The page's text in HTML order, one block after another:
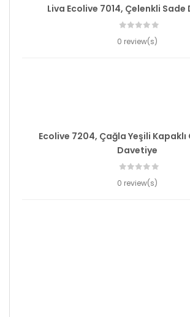
Liva Ecolive 7014, Çelenkli
0 review(s)
Ecolive 7204, Çağla Yeşili
Davetiye
0 review(s)